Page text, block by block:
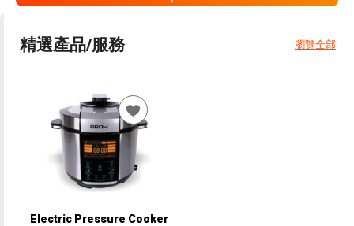
精選產品/服務 瀏覽全部
Electric Pressure Cooker